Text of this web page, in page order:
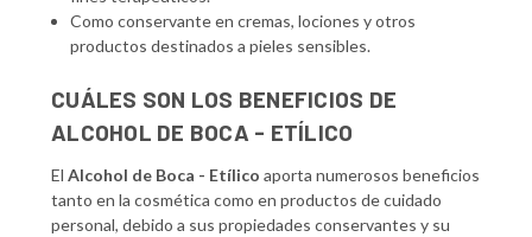
Como conservante en cremas, lociones y otros
productos destinados a pieles sensibles.
CUÁLES SON LOS BENEFICIOS DE
ALCOHOL DE BOCA - ETÍLICO
El Alcohol de Boca - Etílico aporta numerosos beneficios
tanto en la cosmética como en productos de cuidado
personal, debido a sus propiedades conservantes y su